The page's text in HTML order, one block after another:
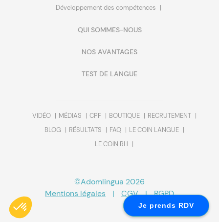
Je prends RDV
Développement des compétences
QUI SOMMES-NOUS
NOS AVANTAGES
TEST DE LANGUE
VIDÉO MÉDIAS CPF BOUTIQUE
RECRUTEMENT
BLOG
RÉSULTATS FAQ
LE COIN LANGUE
LE COIN RH
©Adomlingua 2026
Mentions légales
| CGV | RGPD